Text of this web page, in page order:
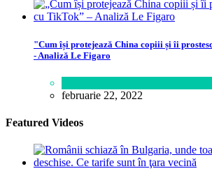
"Cum își protejează China copiii și îi
- Analiză Le Figaro
februarie 22, 2022
Featured Videos